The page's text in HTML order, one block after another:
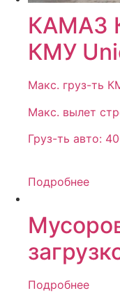
КАМАЗ
КМУ
Макс. груз-ть
Макс. вылет
Груз-ть авто:
Подробнее
Подробнее